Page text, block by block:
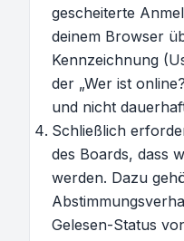
gescheiterte
deinem Browser
Kennzeichnung
der „Wer ist
und nicht
Schließlich
des Boards, dass
werden. Dazu
Gelesen-Status